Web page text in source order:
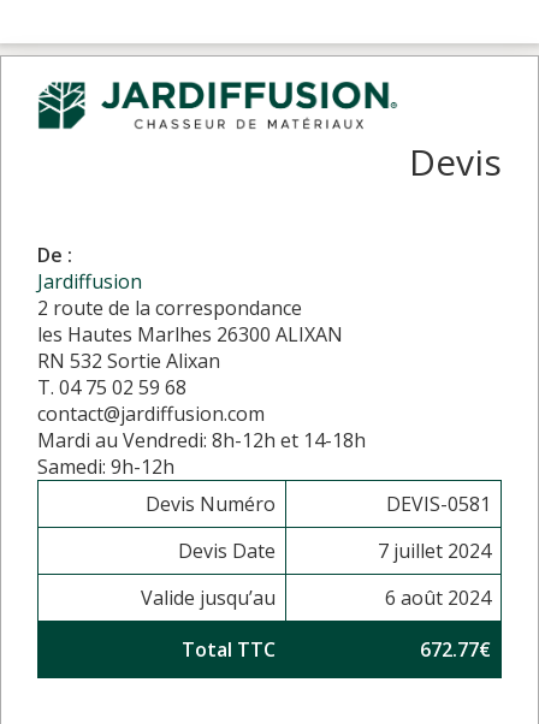
Devis
De :
Jardiffusion
2 route de la correspondance
les Hautes Marlhes 26300 ALIXAN
RN 532 Sortie Alixan
T. 04 75 02 59 68
contact@jardiffusion.com
Mardi au Vendredi: 8h-12h et 14-18h
Samedi: 9h-12h
Devis Numéro
DEVIS-0581
Devis Date
7 juillet 2024
Valide jusqu’au
6 août 2024
Total TTC
672.77€